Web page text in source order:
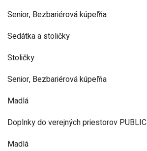
Senior, Bezbariérová kúpeľňa
Sedátka a stoličky
Stoličky
Senior, Bezbariérová kúpeľňa
Madlá
Doplnky do verejných priestorov PUBLIC
Madlá